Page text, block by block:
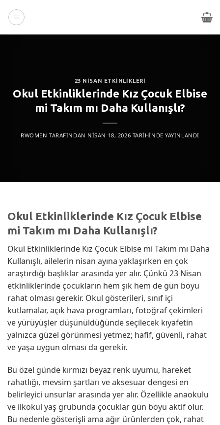
atla
23 NISAN ETKINLIKLERI
Okul Etkinliklerinde Kız Çocuk Elbise
mi Takım mı Daha Kullanışlı?
RWOMEN TARAFINDAN NISAN 18, 2026 TARIHINDE YAYINLANDI
Okul Etkinliklerinde Kız Çocuk Elbise
mi Takım mı Daha Kullanışlı?
Okul Etkinliklerinde Kız Çocuk Elbise mi Takım mı Daha
Kullanışlı, ailelerin nisan ayına yaklaşırken en çok
araştırdığı başlıklar arasında yer alır. Çünkü 23 Nisan
etkinliklerinde çocukların hem şık hem de gün boyu
rahat olması gerekir. Okul gösterileri, sınıf içi
kutlamalar, açık hava programları, fotoğraf çekimleri
ve yürüyüşler düşünüldüğünde seçilecek kıyafetin
yalnızca güzel görünmesi yetmez; hafif, güvenli, rahat
ve yaşa uygun olması da gerekir.
Bu özel günde kırmızı beyaz renk uyumu, hareket
rahatlığı, mevsim şartları ve aksesuar dengesi en
belirleyici unsurlar arasında yer alır. Özellikle anaokulu
ve ilkokul yaş grubunda çocuklar gün boyu aktif olur.
Bu nedenle gösterişli ama ağır ürünlerden çok, rahat